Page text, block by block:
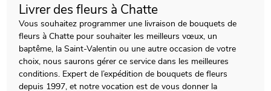
Livrer des fleurs à Chatte
Vous souhaitez programmer une livraison de bouquets de
fleurs à Chatte pour souhaiter les meilleurs vœux, un
baptême, la Saint-Valentin ou une autre occasion de votre
choix, nous saurons gérer ce service dans les meilleures
conditions. Expert de l’expédition de bouquets de fleurs
depuis 1997, et notre vocation est de vous donner la